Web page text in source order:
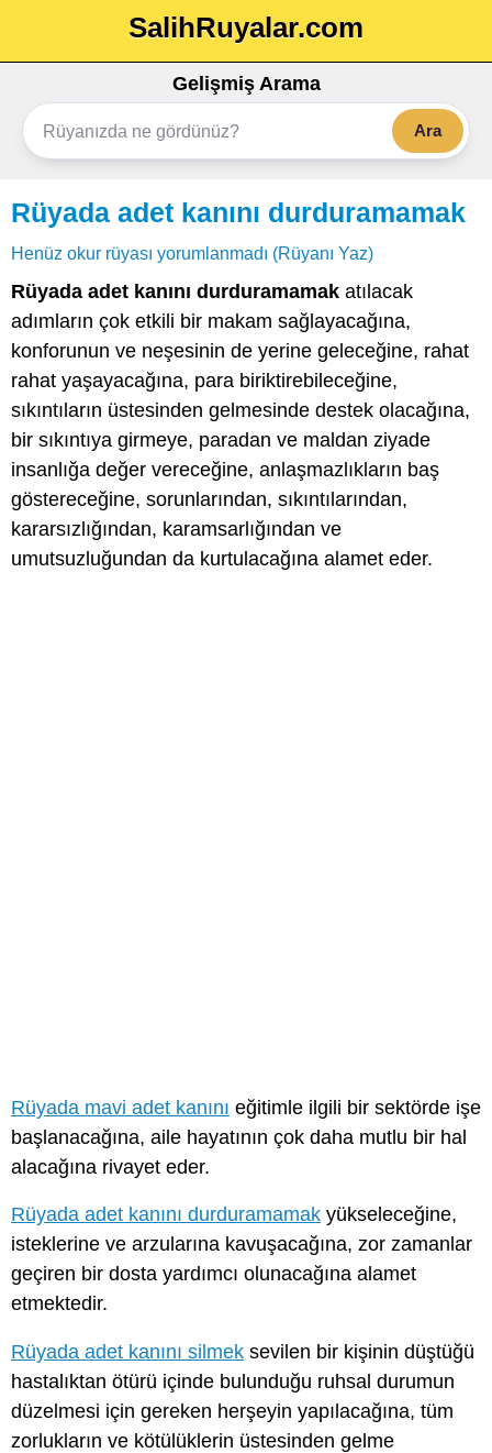
SalihRuyalar.com
Gelişmiş Arama
Ara
Rüyada adet kanını durduramamak
Henüz okur rüyası yorumlanmadı (Rüyanı Yaz)
Rüyada adet kanını durduramamak atılacak
adımların çok etkili bir makam sağlayacağına,
konforunun ve neşesinin de yerine geleceğine, rahat
rahat yaşayacağına, para biriktirebileceğine,
sıkıntıların üstesinden gelmesinde destek olacağına,
bir sıkıntıya girmeye, paradan ve maldan ziyade
insanlığa değer vereceğine, anlaşmazlıkların baş
göstereceğine, sorunlarından, sıkıntılarından,
kararsızlığından, karamsarlığından ve
umutsuzluğundan da kurtulacağına alamet eder.
Rüyada mavi adet kanını eğitimle ilgili bir sektörde işe
başlanacağına, aile hayatının çok daha mutlu bir hal
alacağına rivayet eder.
Rüyada adet kanını durduramamak yükseleceğine,
isteklerine ve arzularına kavuşacağına, zor zamanlar
geçiren bir dosta yardımcı olunacağına alamet
etmektedir.
Rüyada adet kanını silmek sevilen bir kişinin düştüğü
hastalıktan ötürü içinde bulunduğu ruhsal durumun
düzelmesi için gereken herşeyin yapılacağına, tüm
zorlukların ve kötülüklerin üstesinden gelme